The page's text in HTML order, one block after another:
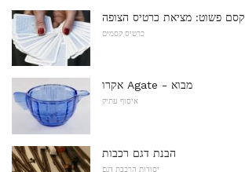
קסם פשוט: מציאת כרטיס הצופה
כרטיס קסמים
אקרו Agate - מבוא
איסוף עתיק
הבנת דגם רכבות
יסודות הרכבת דגם